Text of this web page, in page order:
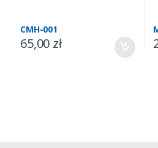
CMH-001
65,00 zł